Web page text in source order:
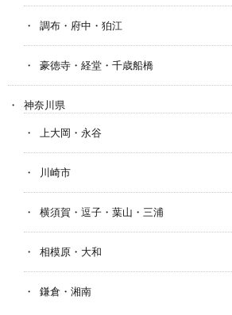
調布・府中・狛江
豪徳寺・経堂・千歳船橋
神奈川県
上大岡・永谷
川崎市
横須賀・逗子・葉山・三浦
相模原・大和
鎌倉・湘南